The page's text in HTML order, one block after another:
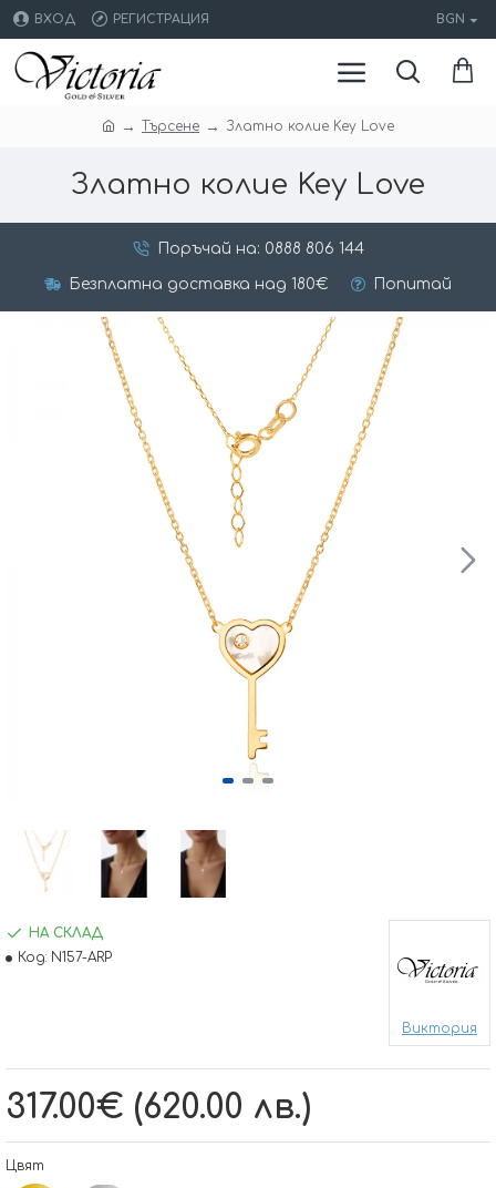
ВХОД РЕГИСТРАЦИЯ BGN
Търсене Златно колие Key Love
Златно колие Key Love
Поръчай на: 0888 806 144
Безплатна доставка над 180€ Попитай
317.00€ (620.00 лв.)
НА СКЛАД
Код: N157-ARP
Виктория
Цвят